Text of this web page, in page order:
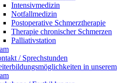
Intensivmedizin
Notfallmedizin
Postoperative Schmerztherapie
Therapie chronischer Schmerzen
Palliativstation
/ Sprechstunden
in unserem